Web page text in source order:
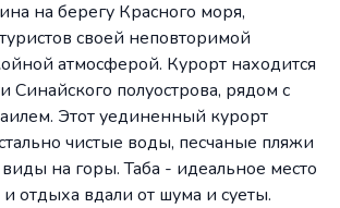
на берегу Красного моря,
своей неповторимой
атмосферой. Курорт находится
Синайского полуострова, рядом с
Этот уединенный курорт
чистые воды, песчаные пляжи
на горы. Таба - идеальное место
отдыха вдали от шума и суеты.